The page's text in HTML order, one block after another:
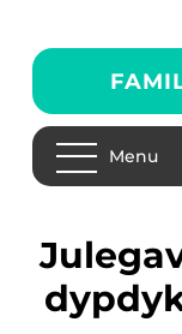
Menu
Julegaveopplevelser: En